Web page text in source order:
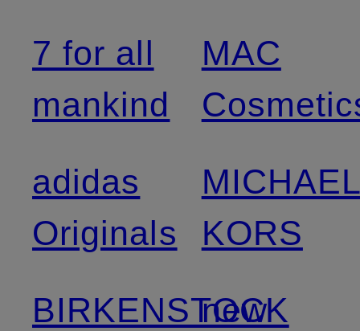
7 for all
mankind
adidas
Originals
BIRKENSTOCK
MAC
KORS
new